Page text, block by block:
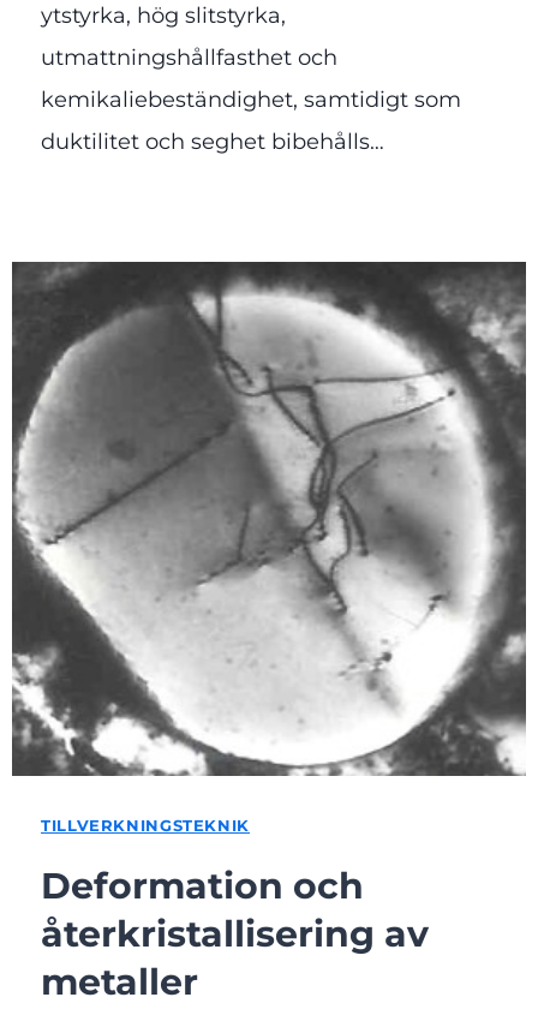
ytstyrka, hög slitstyrka,
utmattningshållfasthet och
kemikaliebeständighet, samtidigt som
duktilitet och seghet bibehålls…
TILLVERKNINGSTEKNIK
Deformation och
återkristallisering av
metaller